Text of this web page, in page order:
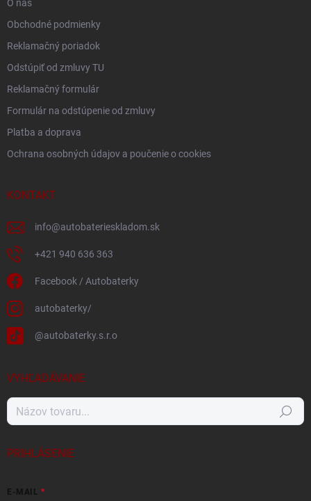
O nás
Obchodné podmienky
Reklamačný poriadok
Odstúpiť od zmluvy TU
Reklamačný formulár
Formulár na odstúpenie od zmluvy
Platba a doprava
Ochrana osobných údajov a poučenie o cookies
KONTAKT
info@autobaterieskladom.sk
+421 940 636 363
Facebook / Autobaterky
autobaterky/
@autobaterky.s.r.o
VYHĽADÁVANIE
Hľadať
PRIHLÁSENIE
E-MAIL